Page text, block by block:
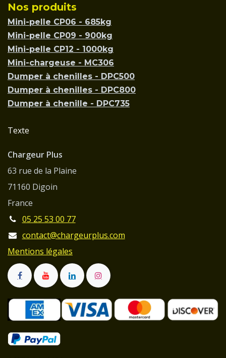
Nos produits
Mini-pelle CP06 - 685kg
Mini-pelle CP09 - 900kg
Mini-pelle CP12 - 1000kg
Mini-chargeuse - MC306
Dumper à chenilles - DPC500
Dumper à chenilles - DPC800
Dumper à chenille - DPC735
Texte
Chargeur Plus
63 rue de la Plaine
71160 Digoin
France
05 25 53 00 77
contact@chargeurplus.com
Mentions légales